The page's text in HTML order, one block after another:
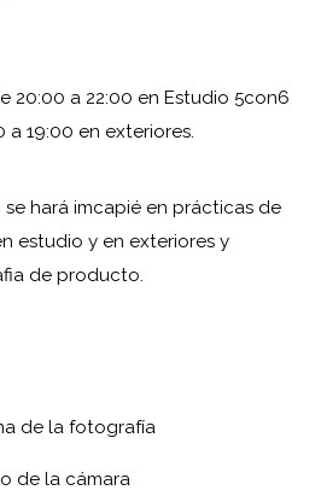
20:00 a 22:00 en Estudio 5con6
a 19:00 en exteriores.
se hará imcapié en prácticas de
estudio y en exteriores y
de producto.
de la fotografía
de la cámara